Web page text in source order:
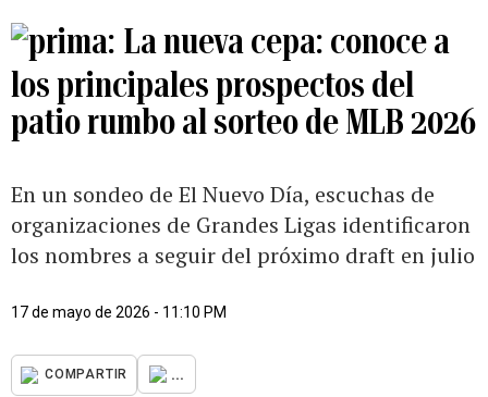
La nueva cepa: conoce a
los principales prospectos del
patio rumbo al sorteo de MLB 2026
En un sondeo de El Nuevo Día, escuchas de
organizaciones de Grandes Ligas identificaron
los nombres a seguir del próximo draft en julio
17 de mayo de 2026 - 11:10 PM
COMPARTIR ...